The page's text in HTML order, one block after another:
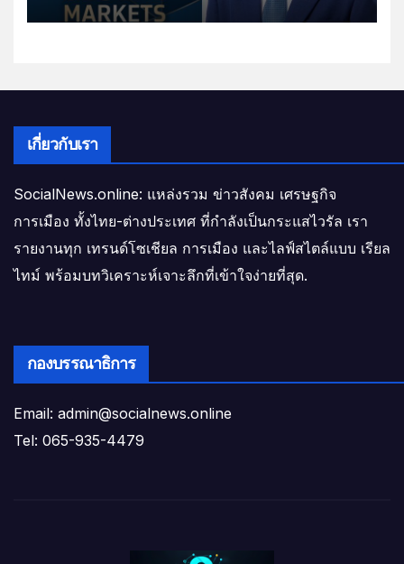
เกี่ยวกับเรา
SocialNews.online: แหล่งรวม ข่าวสังคม เศรษฐกิจ
การเมือง ทั้งไทย-ต่างประเทศ ที่กำลังเป็นกระแสไวรัล เรา
รายงานทุก เทรนด์โซเชียล การเมือง และไลฟ์สไตล์แบบ เรียล
ไทม์ พร้อมบทวิเคราะห์เจาะลึกที่เข้าใจง่ายที่สุด.
กองบรรณาธิการ
Email: admin@socialnews.online
Tel: 065-935-4479